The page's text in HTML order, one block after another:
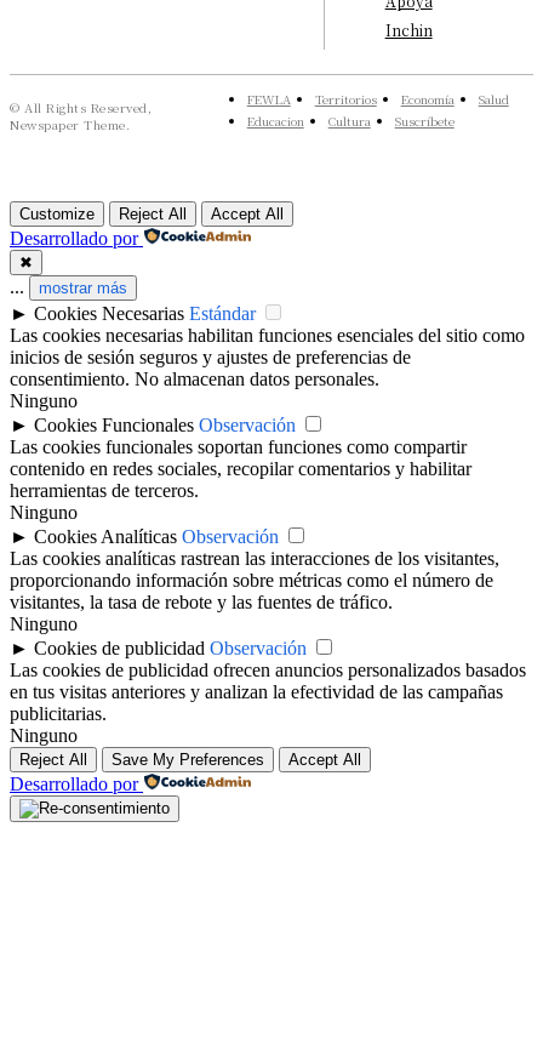
Inchin
© All Rights Reserved,
Newspaper Theme.
FEWLA Territorios Economía
Salud
Educacion
Cultura Suscríbete
Customize Reject All Accept All
Desarrollado por
✖
... mostrar más
► Cookies Necesarias Estándar
Las cookies necesarias habilitan funciones esenciales del sitio como
inicios de sesión seguros y ajustes de preferencias de
consentimiento. No almacenan datos personales.
Ninguno
► Cookies Funcionales Observación
Las cookies funcionales soportan funciones como compartir
contenido en redes sociales, recopilar comentarios y habilitar
herramientas de terceros.
Ninguno
► Cookies Analíticas Observación
Las cookies analíticas rastrean las interacciones de los visitantes,
proporcionando información sobre métricas como el número de
visitantes, la tasa de rebote y las fuentes de tráfico.
Ninguno
► Cookies de publicidad Observación
Las cookies de publicidad ofrecen anuncios personalizados basados
en tus visitas anteriores y analizan la efectividad de las campañas
publicitarias.
Ninguno
Reject All Save My Preferences Accept All
Desarrollado por